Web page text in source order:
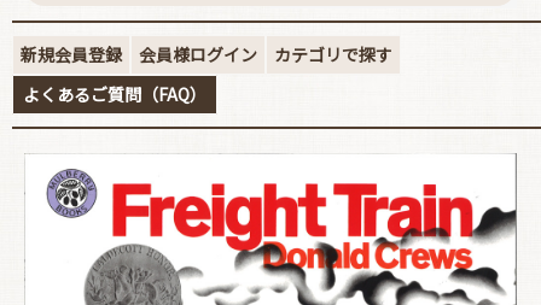
新規会員登録 会員様ログイン
カテゴリで探す
よくあるご質問（FAQ）